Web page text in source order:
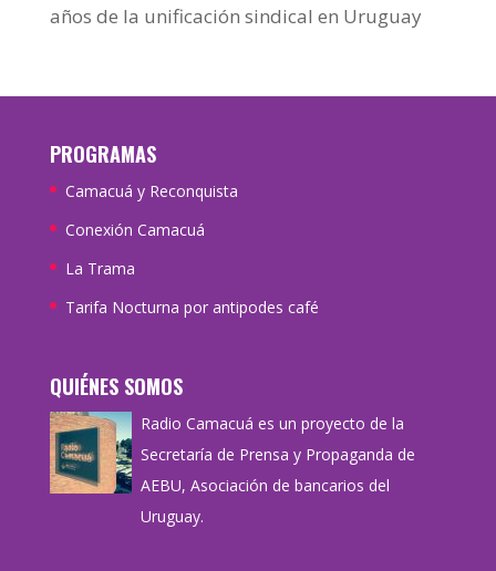
años de la unificación sindical en Uruguay
PROGRAMAS
Camacuá y Reconquista
Conexión Camacuá
La Trama
Tarifa Nocturna por antipodes café
QUIÉNES SOMOS
Radio Camacuá es un proyecto de la
Secretaría de Prensa y Propaganda de
AEBU, Asociación de bancarios del
Uruguay.